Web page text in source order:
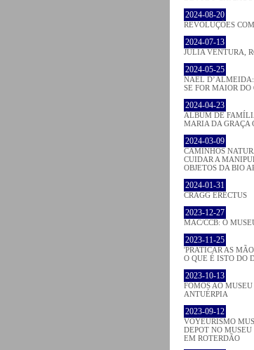
2024-08-20
REVOLUÇÕES
2024-07-13
JÚLIA VENTURA,
2024-05-25
NAEL D’ALMEIDA:
SE FOR MAIOR DO
2024-04-23
ÁLBUM DE
MARIA DA GRAÇA
2024-03-09
CAMINHOS
CUIDAR A
OBJETOS DA BIO
2024-01-31
CRAGG ERECTUS
2023-12-27
MAC/CCB: O
2023-11-25
'PRATICAR AS
O QUE É ISTO DO
2023-10-13
FOMOS AO
ANTUÉRPIA
2023-09-12
VOYEURISMO
DEPOT NO
EM ROTERDÃO